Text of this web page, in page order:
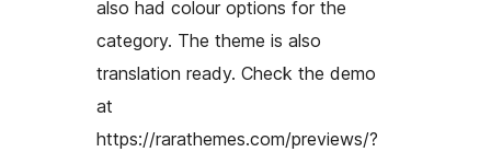
also had colour options for the
category. The theme is also
translation ready. Check the demo
at
https://rarathemes.com/previews/?